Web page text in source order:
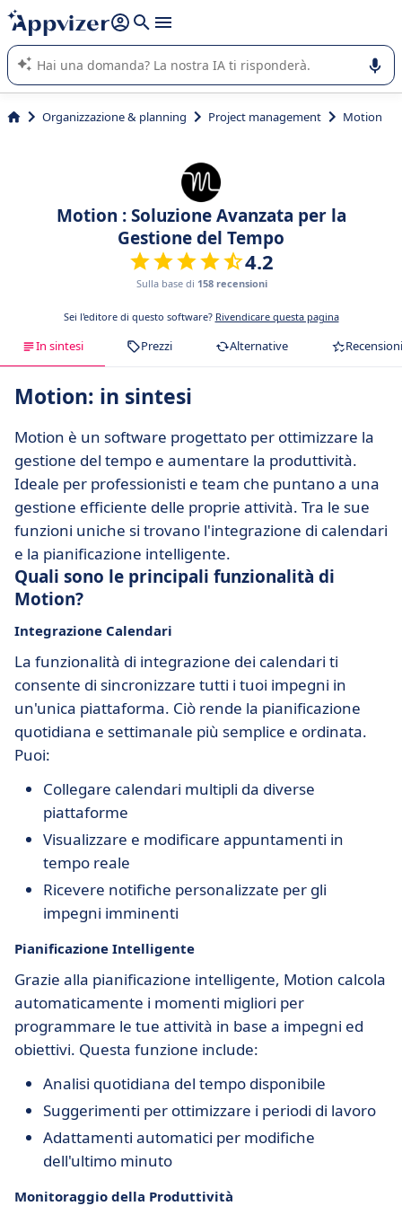
righe con
shift + enter
L'IA di Appvizer vi guida nell'utilizzo o nella scelta di un
software SaaS per la vostra azienda.
Organizzazione & planning Project management Motion
Motion : Soluzione Avanzata per la
Gestione del Tempo
4.2
Sulla base di 158 recensioni
Sei l'editore di questo software? Rivendicare questa pagina
In sintesi Prezzi Alternative Recensioni
Motion: in sintesi
Motion è un software progettato per ottimizzare la
gestione del tempo e aumentare la produttività.
Ideale per professionisti e team che puntano a una
gestione efficiente delle proprie attività. Tra le sue
funzioni uniche si trovano l'integrazione di calendari
e la pianificazione intelligente.
Quali sono le principali funzionalità di
Motion?
Integrazione Calendari
La funzionalità di integrazione dei calendari ti
consente di sincronizzare tutti i tuoi impegni in
un'unica piattaforma. Ciò rende la pianificazione
quotidiana e settimanale più semplice e ordinata.
Puoi:
Collegare calendari multipli da diverse
piattaforme
Visualizzare e modificare appuntamenti in
tempo reale
Ricevere notifiche personalizzate per gli
impegni imminenti
Pianificazione Intelligente
Grazie alla pianificazione intelligente, Motion calcola
automaticamente i momenti migliori per
programmare le tue attività in base a impegni ed
obiettivi. Questa funzione include:
Analisi quotidiana del tempo disponibile
Suggerimenti per ottimizzare i periodi di lavoro
Adattamenti automatici per modifiche
dell'ultimo minuto
Monitoraggio della Produttività